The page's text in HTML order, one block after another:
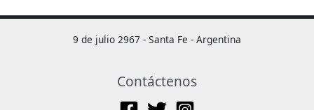
9 de julio 2967 - Santa Fe - Argentina
Contáctenos